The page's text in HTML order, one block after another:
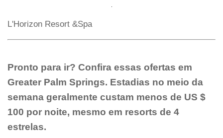
L'Horizon Resort &Spa
Pronto para ir? Confira essas ofertas em
Greater Palm Springs. Estadias no meio da
semana geralmente custam menos de US $
100 por noite, mesmo em resorts de 4
estrelas.